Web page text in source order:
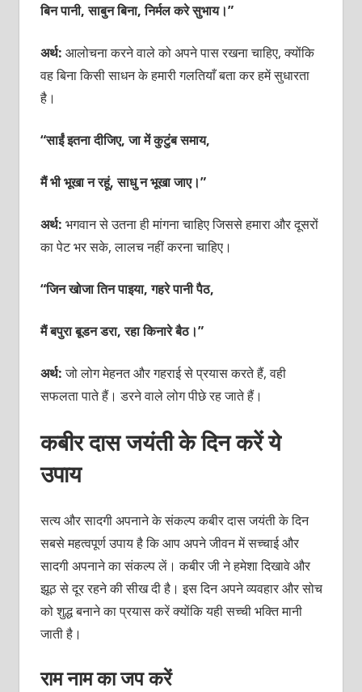
बिन पानी, साबुन बिना, निर्मल करे सुभाय।”
अर्थ: आलोचना करने वाले को अपने पास रखना चाहिए, क्योंकि
वह बिना किसी साधन के हमारी गलतियाँ बता कर हमें सुधारता
है।
“साईं इतना दीजिए, जा में कुटुंब समाय,
मैं भी भूखा न रहूं, साधु न भूखा जाए।”
अर्थ: भगवान से उतना ही मांगना चाहिए जिससे हमारा और दूसरों
का पेट भर सके, लालच नहीं करना चाहिए।
“जिन खोजा तिन पाइया, गहरे पानी पैठ,
मैं बपुरा बूडन डरा, रहा किनारे बैठ।”
अर्थ:जो लोग मेहनत और गहराई से प्रयास करते हैं, वही
सफलता पाते हैं। डरने वाले लोग पीछे रह जाते हैं।
कबीर दास जयंती के दिन करें ये
उपाय
सत्य और सादगी अपनाने के संकल्प कबीर दास जयंती के दिन
सबसे महत्वपूर्ण उपाय है कि आप अपने जीवन में सच्चाई और
सादगी अपनाने का संकल्प लें। कबीर जी ने हमेशा दिखावे और
झूठ से दूर रहने की सीख दी है। इस दिन अपने व्यवहार और सोच
को शुद्ध बनाने का प्रयास करें क्योंकि यही सच्ची भक्ति मानी
जाती है।
राम नाम का जप करें